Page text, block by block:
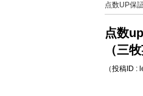
点数UP保
点数
（三
（投稿ID :